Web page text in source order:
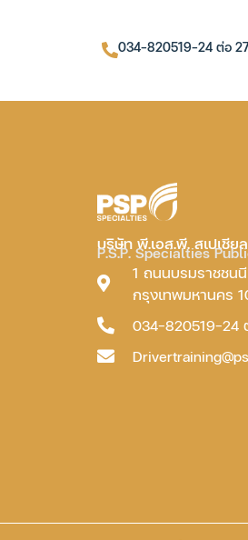
034-820519-24 ต่อ
บริษัท พี.เอส.พี. สเปเชี
P.S.P. Specialties
1 ถนนบรมราชชน
กรุงเทพมหานคร
034-820519-24